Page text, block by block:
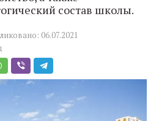
состав школы.
06.07.2021